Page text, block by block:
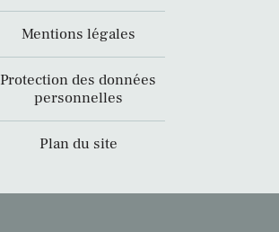
Mentions légales
Protection des données
personnelles
Plan du site